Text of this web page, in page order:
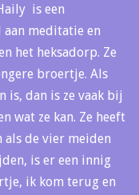
is een
meditatie en
het heksadorp. Ze
broertje. Als
is, dan is ze vaak bij
wat ze kan. Ze heeft
als de vier meiden
is er een innig
ik kom terug en